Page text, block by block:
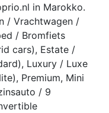
in Marokko.
/ Vrachtwagen /
/ Bromfiets
cars), Estate /
Luxury / Luxe
Premium, Mini
/ 9